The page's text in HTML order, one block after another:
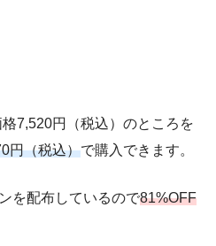
7,520円（税込）のところを
円（税込）で購入できます。
を配布しているので81%OFF